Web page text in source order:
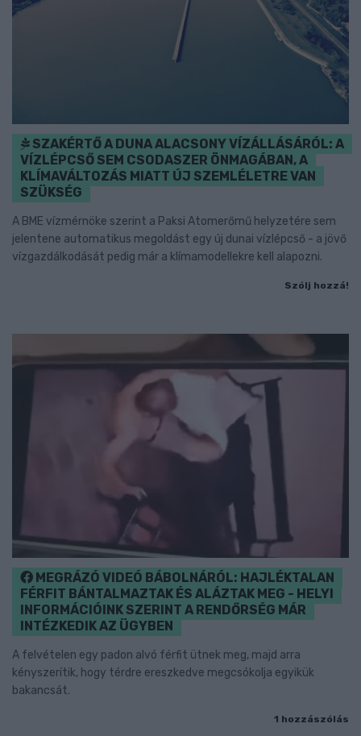
SZAKÉRTŐ A DUNA ALACSONY VÍZÁLLÁSÁRÓL: A
VÍZLÉPCSŐ SEM CSODASZER ÖNMAGÁBAN, A
KLÍMAVÁLTOZÁS MIATT ÚJ SZEMLÉLETRE VAN
SZÜKSÉG
A BME vízmérnöke szerint a Paksi Atomerőmű helyzetére sem
jelentene automatikus megoldást egy új dunai vízlépcső - a jövő
vízgazdálkodását pedig már a klímamodellekre kell alapozni.
Szólj hozzá!
MEGRÁZÓ VIDEÓ BÁBOLNÁRÓL: HAJLÉKTALAN
FÉRFIT BÁNTALMAZTAK ÉS ALÁZTAK MEG - HELYI
INFORMÁCIÓINK SZERINT A RENDŐRSÉG MÁR
INTÉZKEDIK AZ ÜGYBEN
A felvételen egy padon alvó férfit ütnek meg, majd arra
kényszerítik, hogy térdre ereszkedve megcsókolja egyikük
bakancsát.
1 hozzászólás